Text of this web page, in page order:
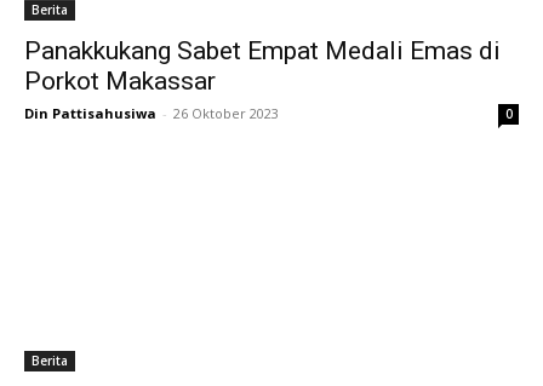
Berita
Panakkukang Sabet Empat Medali Emas di
Porkot Makassar
Din Pattisahusiwa - 26 Oktober 2023 0
Berita